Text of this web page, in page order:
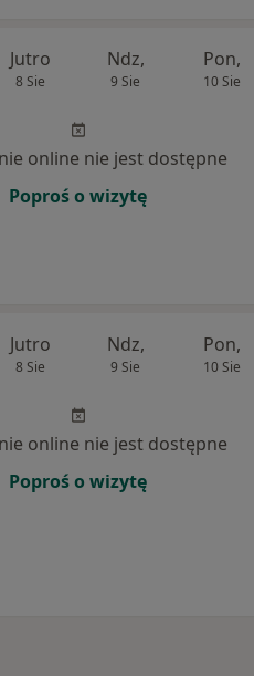
Jutro
8 Sie
Ndz,
9 Sie
Pon,
10 Sie
online nie jest dostępne
Poproś o wizytę
Jutro
8 Sie
Ndz,
9 Sie
Pon,
10 Sie
online nie jest dostępne
Poproś o wizytę